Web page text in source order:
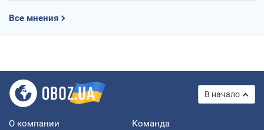
Все мнения
В начало
О компании Команда